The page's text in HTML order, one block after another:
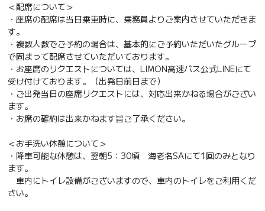
＜配席について＞
・座席の配席は当日乗車時に、乗務員よりご案内させていただきま
す。
・複数人数でご予約の場合は、基本的にご予約いただいたグループ
で固まって配席させていただいております。
・お座席のリクエストについては、LIMON高速バス公式LINEにて
受け付けております。（出発日前日まで）
・ご出発当日の座席リクエストには、対応出来かねる場合がござい
ます。
・お席の確約は出来かねます旨ご了承ください。
＜お手洗い休憩について＞
・降車可能な休憩は、翌朝5：30頃 海老名SAにて1回のみとなり
ます。
車内にトイレ設備がございますので、車内のトイレをご利用くだ
さい。